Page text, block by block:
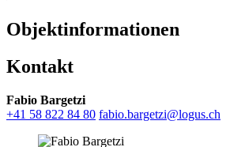
Objektinformationen
Kontakt
Fabio Bargetzi
+41 58 822 84 80 fabio.bargetzi@logus.ch